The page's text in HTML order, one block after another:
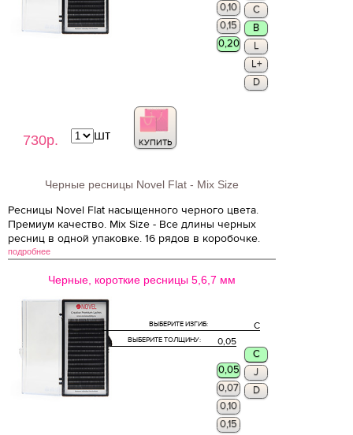
730р.
C
B
0,10
0,15
0,20
L
L+
D
КУПИТЬ
шт
Черные ресницы Novel Flat - Mix Size
Ресницы Novel Flat насыщенного черного цвета.
Премиум качество. Mix Size - Все длины черных
ресниц в одной упаковке. 16 рядов в коробочке.
подробнее
Черные, короткие ресницы 5,6,7 мм
C
ВЫБЕРИТЕ ИЗГИБ:
0,05
ВЫБЕРИТЕ ТОЛЩИНУ:
C
0,05
0,07
0,10
0,15
J
D